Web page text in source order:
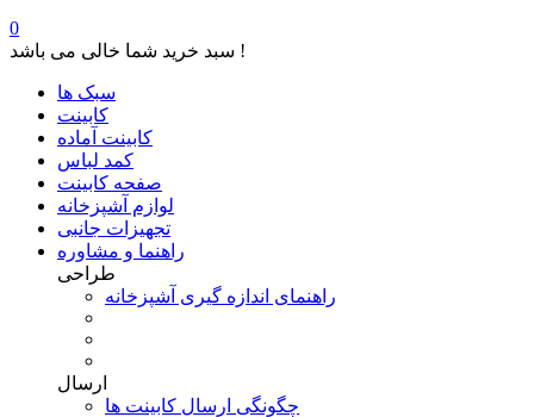
0
سبد خرید شما خالی می باشد !
سبک ها
کابینت
کابینت آماده
کمد لباس
صفحه کابینت
لوازم آشپزخانه
تجهیزات جانبی
راهنما و مشاوره
طراحی
راهنمای اندازه گیری آشپزخانه
ارسال
چگونگی ارسال کابینت ها